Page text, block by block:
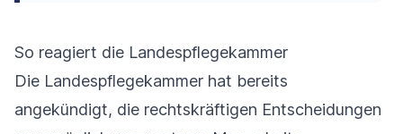
So reagiert die Landespflegekammer
Die Landespflegekammer hat bereits
angekündigt, die rechtskräftigen Entscheidungen